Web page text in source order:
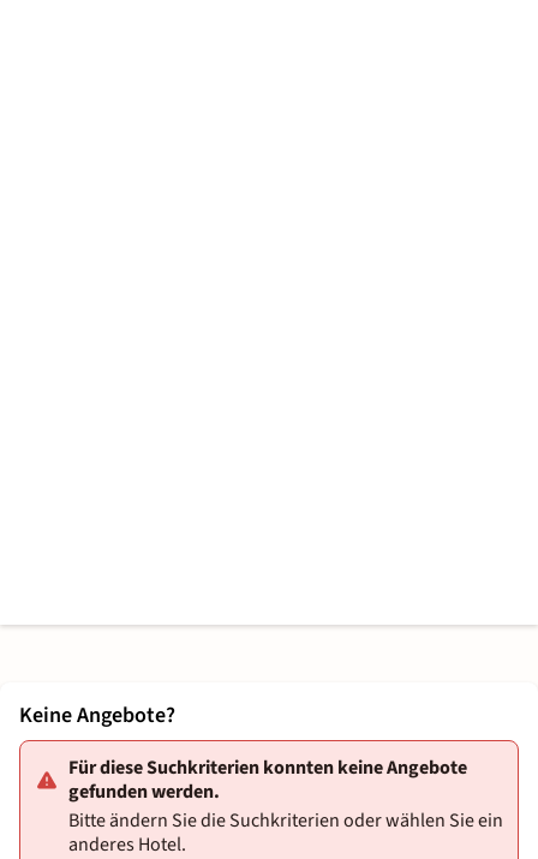
Keine Angebote?
Für diese Suchkriterien konnten keine Angebote
gefunden werden.
Bitte ändern Sie die Suchkriterien oder wählen Sie ein
anderes Hotel.